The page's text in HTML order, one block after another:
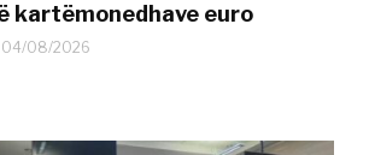
kartëmonedhave euro
08/2026